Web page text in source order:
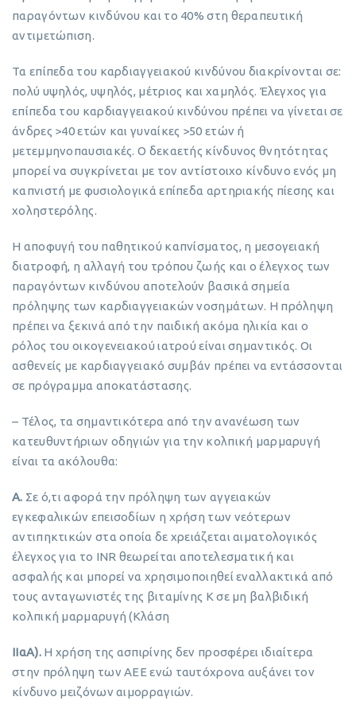
παραγόντων κινδύνου και το 40% στη θεραπευτική
αντιμετώπιση.
Τα επίπεδα του καρδιαγγειακού κινδύνου διακρίνονται σε:
πολύ υψηλός, υψηλός, μέτριος και χαμηλός. Έλεγχος για
επίπεδα του καρδιαγγειακού κινδύνου πρέπει να γίνεται σε
άνδρες >40 ετών και γυναίκες >50 ετών ή
μετεμμηνοπαυσιακές. Ο δεκαετής κίνδυνος θνητότητας
μπορεί να συγκρίνεται με τον αντίστοιχο κίνδυνο ενός μη
καπνιστή με φυσιολογικά επίπεδα αρτηριακής πίεσης και
χοληστερόλης.
Η αποφυγή του παθητικού καπνίσματος, η μεσογειακή
διατροφή, η αλλαγή του τρόπου ζωής και ο έλεγχος των
παραγόντων κινδύνου αποτελούν βασικά σημεία
πρόληψης των καρδιαγγειακών νοσημάτων. Η πρόληψη
πρέπει να ξεκινά από την παιδική ακόμα ηλικία και ο
ρόλος του οικογενειακού ιατρού είναι σημαντικός. Οι
ασθενείς με καρδιαγγειακό συμβάν πρέπει να εντάσσονται
σε πρόγραμμα αποκατάστασης.
– Τέλος, τα σημαντικότερα από την ανανέωση των
κατευθυντήριων οδηγιών για την κολπική μαρμαρυγή
είναι τα ακόλουθα:
A. Σε ό,τι αφορά την πρόληψη των αγγειακών
εγκεφαλικών επεισοδίων η χρήση των νεότερων
αντιπηκτικών στα οποία δε χρειάζεται αιματολογικός
έλεγχος για το INR θεωρείται αποτελεσματική και
ασφαλής και μπορεί να χρησιμοποιηθεί εναλλακτικά από
τους ανταγωνιστές της βιταμίνης Κ σε μη βαλβιδική
κολπική μαρμαρυγή (Κλάση
ΙΙαΑ).Η χρήση της ασπιρίνης δεν προσφέρει ιδιαίτερα
στην πρόληψη των ΑΕΕ ενώ ταυτόχρονα αυξάνει τον
κίνδυνο μειζόνων αιμορραγιών.